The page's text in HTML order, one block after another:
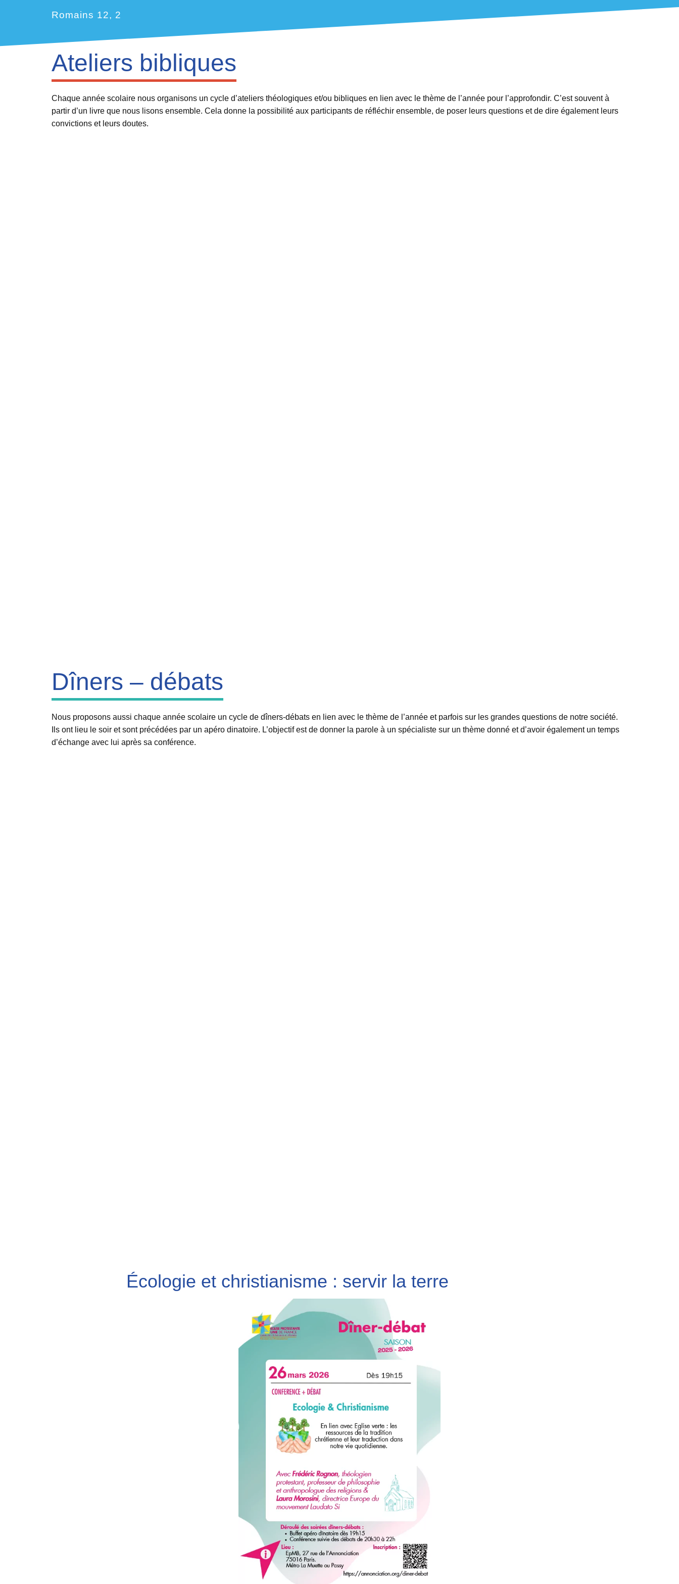
Romains 12, 2
Ateliers bibliques
Chaque année scolaire nous organisons un cycle d’ateliers théologiques et/ou bibliques en lien avec le thème de l’année pour l’approfondir. C’est souvent à
partir d’un livre que nous lisons ensemble. Cela donne la possibilité aux participants de réfléchir ensemble, de poser leurs questions et de dire également leurs
convictions et leurs doutes.
Dîners – débats
Nous proposons aussi chaque année scolaire un cycle de dîners-débats en lien avec le thème de l’année et parfois sur les grandes questions de notre société.
Ils ont lieu le soir et sont précédées par un apéro dinatoire. L’objectif est de donner la parole à un spécialiste sur un thème donné et d’avoir également un temps
d’échange avec lui après sa conférence.
Écologie et christianisme : servir la terre